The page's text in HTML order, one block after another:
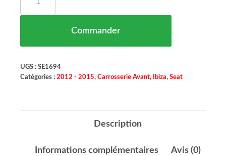
Commander
UGS : SE1694
Catégories : 2012 - 2015, Carrosserie Avant, Ibiza, Seat
Description
Informations complémentaires Avis (0)